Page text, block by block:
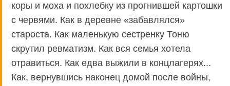
коры и моха и похлебку из прогнившей картошки
с червями. Как в деревне «забавлялся»
староста. Как маленькую сестренку Тоню
скрутил ревматизм. Как вся семья хотела
отравиться. Как едва выжили в концлагерях...
Как, вернувшись наконец домой после войны,